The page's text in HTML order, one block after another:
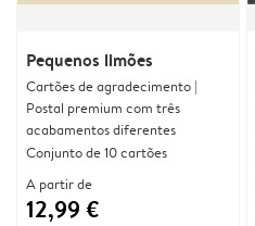
Pequenos limões
Cartões de agradecimento |
Postal premium com três
acabamentos diferentes
Conjunto de 10 cartões
A partir de
12,99 €